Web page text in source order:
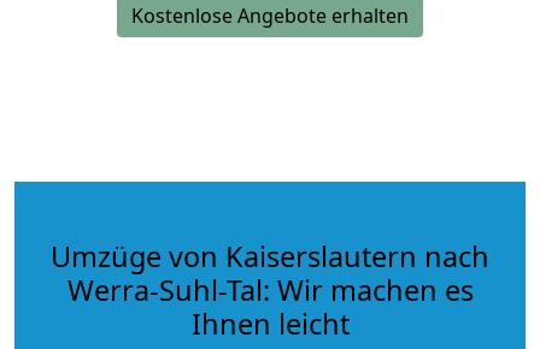
Kostenlose Angebote erhalten
Umzüge von Kaiserslautern nach
Werra-Suhl-Tal: Wir machen es
Ihnen leicht